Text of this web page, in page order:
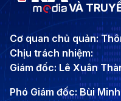
VÀ
Cơ quan chủ quản:
Chịu trách nhiệm:
Giám đốc: Lê Xuân
Phó Giám đốc: Bùi